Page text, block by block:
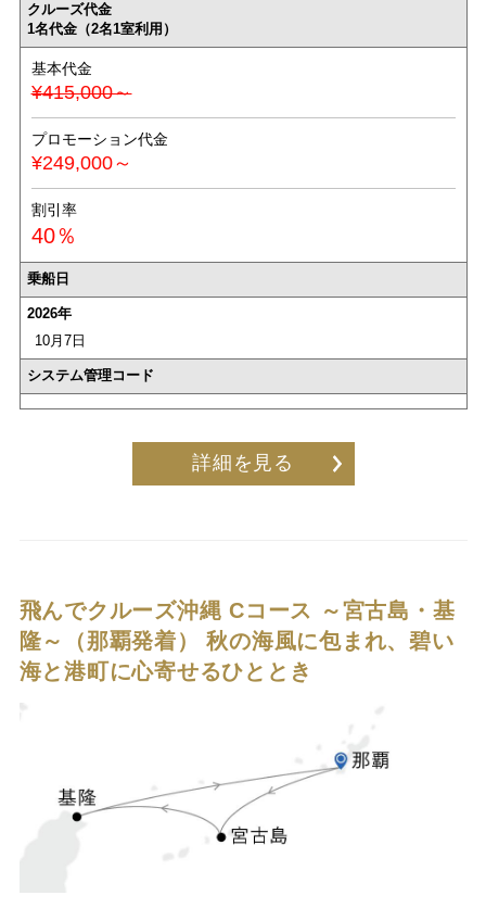
クルーズ代金
1名代金（2名1室利用）
基本代金
¥415,000～
プロモーション代金
¥249,000～
割引率
40％
乗船日
2026年
10月7日
システム管理コード
詳細を見る
飛んでクルーズ沖縄 Cコース ～宮古島・基
隆～（那覇発着）秋の海風に包まれ、碧い
海と港町に心寄せるひととき